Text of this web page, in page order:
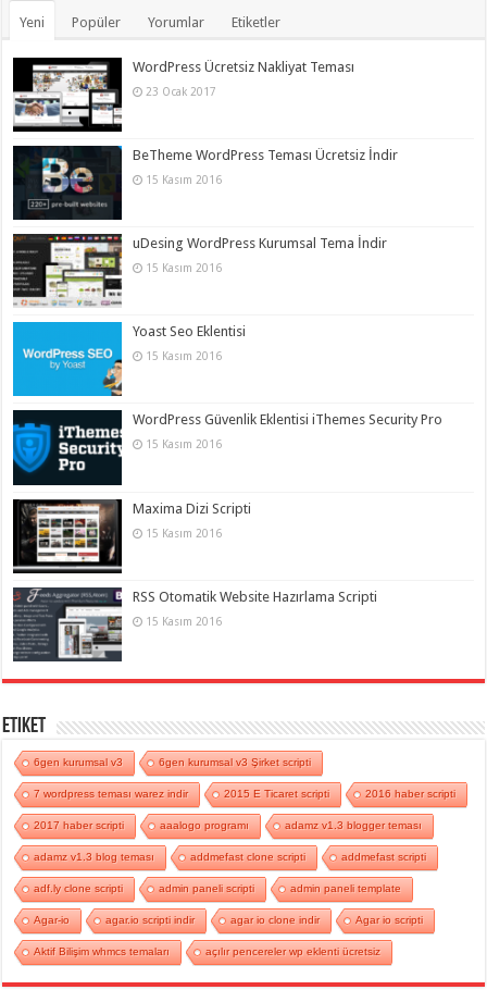
Yeni Popüler Yorumlar Etiketler
WordPress Ücretsiz Nakliyat Teması
23 Ocak 2017
BeTheme WordPress Teması Ücretsiz İndir
15 Kasım 2016
uDesing WordPress Kurumsal Tema İndir
15 Kasım 2016
Yoast Seo Eklentisi
15 Kasım 2016
WordPress Güvenlik Eklentisi iThemes Security Pro
15 Kasım 2016
Maxima Dizi Scripti
15 Kasım 2016
RSS Otomatik Website Hazırlama Scripti
15 Kasım 2016
Etiket
6gen kurumsal v3 6gen kurumsal v3 Şirket scripti
7 wordpress teması warez indir 2015 E Ticaret scripti 2016 haber scripti
2017 haber scripti aaalogo programı adamz v1.3 blogger teması
adamz v1.3 blog teması addmefast clone scripti addmefast scripti
adf.ly clone scripti admin paneli scripti admin paneli template
Agar-io agar.io scripti indir agar io clone indir Agar io scripti
Aktif Bilişim whmcs temaları açılır pencereler wp eklenti ücretsiz